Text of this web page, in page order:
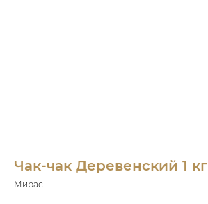
Чак-чак Деревенский 1 кг
Мирас